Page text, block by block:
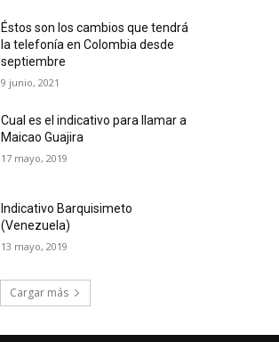
Éstos son los cambios que tendrá
la telefonía en Colombia desde
septiembre
9 junio, 2021
Cual es el indicativo para llamar a
Maicao Guajira
17 mayo, 2019
Indicativo Barquisimeto
(Venezuela)
13 mayo, 2019
Cargar más